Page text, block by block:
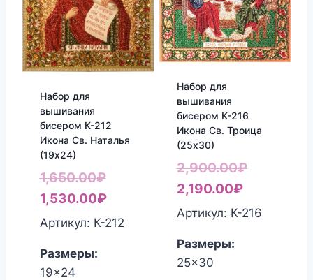
Набор для
вышивания
бисером К-212
Икона Св. Наталья
(19х24)
1,650.00₽Первоначальная
цена
составляла
1,530.00₽Текущая
цена:
Артикул: К-212
Размеры:
19x24
Набор для
вышивания
бисером К-216
Икона Св. Троица
(25х30)
2,900.00₽
2,190.00₽Текущая
цена:
Артикул: К-216
Размеры:
25x30